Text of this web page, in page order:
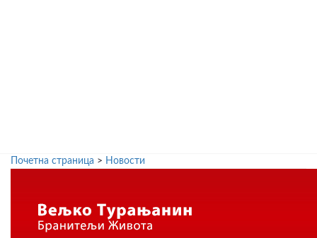
Почетна страница > Новости